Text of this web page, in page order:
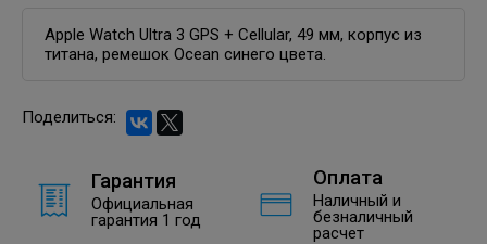
Apple Watch Ultra 3 GPS + Cellular, 49 мм, корпус из
титана, ремешок Ocean синего цвета.
Поделиться:
Гарантия
Официальная
гарантия 1 год
Оплата
Наличный и
безналичный
расчет